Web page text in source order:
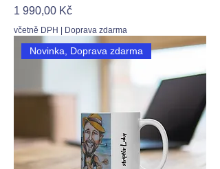
Cena
1 990,00 Kč
včetně DPH Doprava zdarma
Novinka, Doprava zdarma